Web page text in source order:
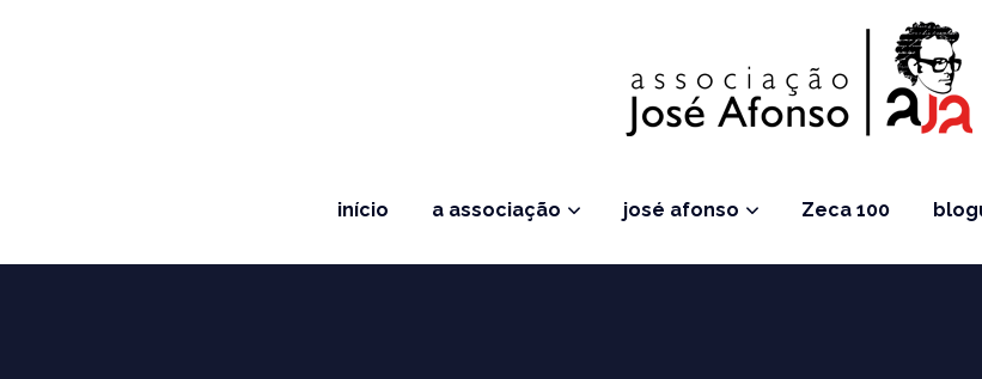
início a associação josé afonso Zeca 100